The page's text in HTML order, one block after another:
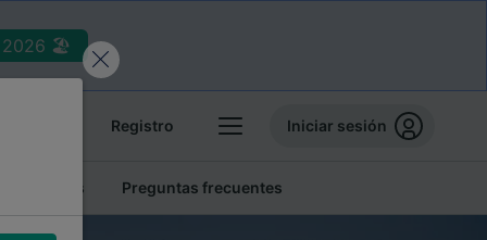
2026 🏖️
Registro Iniciar sesión
baratos Preguntas frecuentes